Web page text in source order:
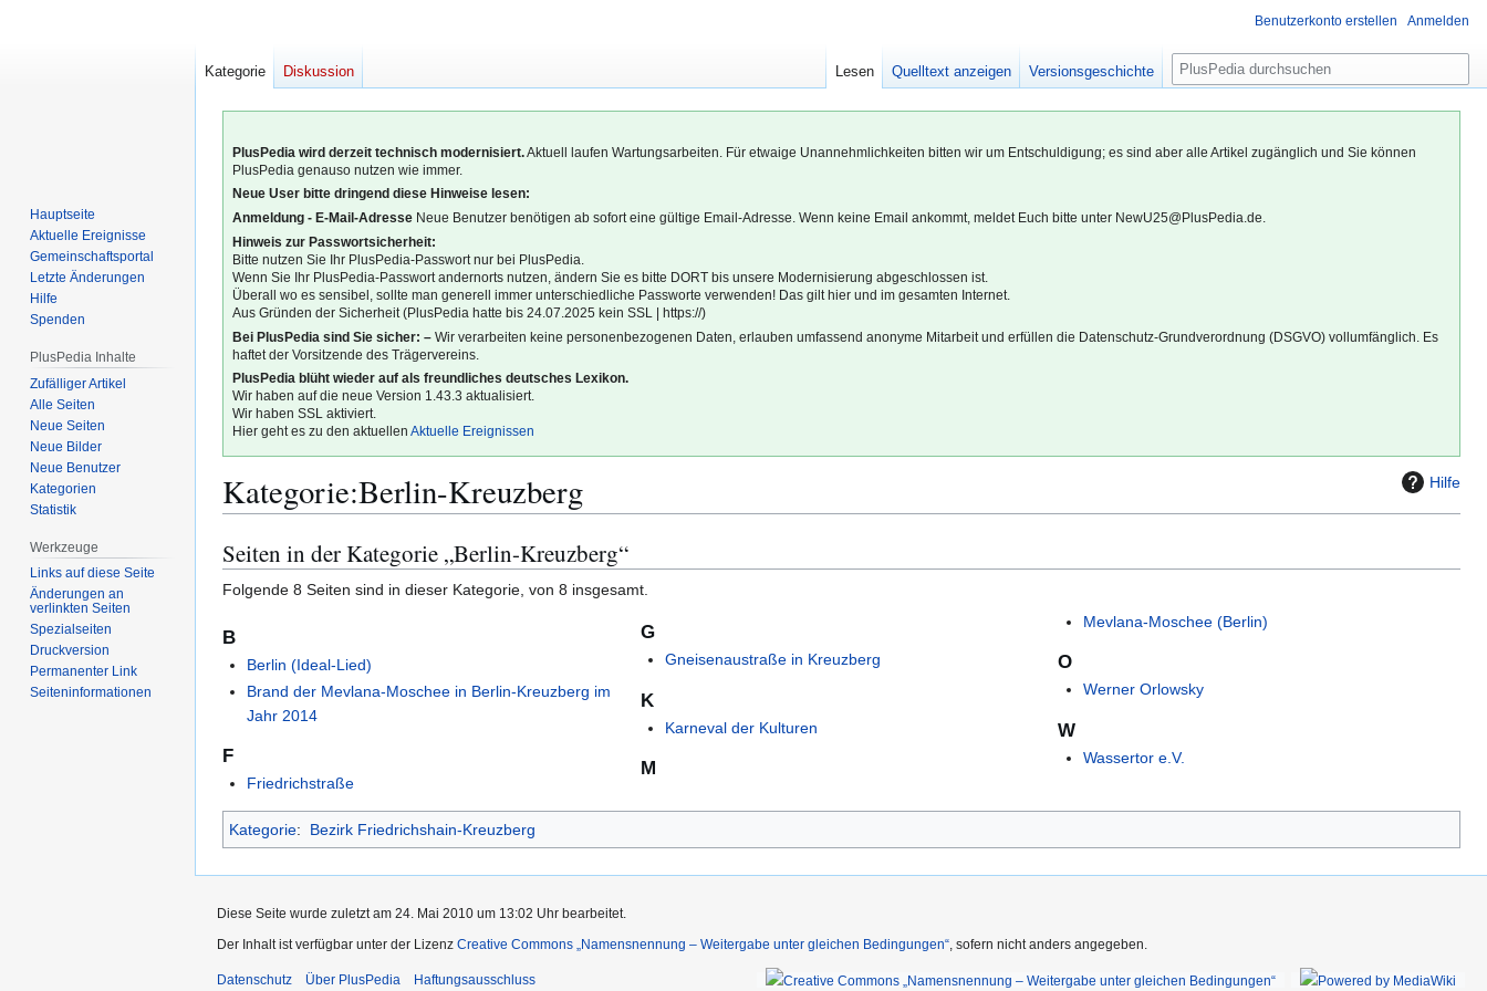
PlusPedia wird derzeit technisch modernisiert.Aktuell laufen Wartungsarbeiten. Für etwaige Unannehmlichkeiten bitten wir um Entschuldigung; es sind aber alle Artikel zugänglich und Sie können
PlusPedia genauso nutzen wie immer.
Neue User bitte dringend diese Hinweise lesen:
Anmeldung - E-Mail-Adresse Neue Benutzer benötigen ab sofort eine gültige Email-Adresse. Wenn keine Email ankommt, meldet Euch bitte unter NewU25@PlusPedia.de.
Hinweis zur Passwortsicherheit:
Bitte nutzen Sie Ihr PlusPedia-Passwort nur bei PlusPedia.
Wenn Sie Ihr PlusPedia-Passwort andernorts nutzen, ändern Sie es bitte DORT bis unsere Modernisierung abgeschlossen ist.
Überall wo es sensibel, sollte man generell immer unterschiedliche Passworte verwenden! Das gilt hier und im gesamten Internet.
Aus Gründen der Sicherheit (PlusPedia hatte bis 24.07.2025 kein SSL | https://)
Bei PlusPedia sind Sie sicher: – Wir verarbeiten keine personenbezogenen Daten, erlauben umfassend anonyme Mitarbeit und erfüllen die Datenschutz-Grundverordnung (DSGVO) vollumfänglich. Es
haftet der Vorsitzende des Trägervereins.
PlusPedia blüht wieder auf als freundliches deutsches Lexikon.
Wir haben auf die neue Version 1.43.3 aktualisiert.
Wir haben SSL aktiviert.
Hier geht es zu den aktuellenAktuelle Ereignissen
Hilfe
Kategorie:Berlin-Kreuzberg
Zur
Navigation
springen
Zur
Suche
springen
Seiten in der Kategorie „Berlin-Kreuzberg“
Folgende 8 Seiten sind in dieser Kategorie, von 8 insgesamt.
B
Berlin (Ideal-Lied)
Brand der Mevlana-Moschee in Berlin-Kreuzberg im
Jahr 2014
F
Friedrichstraße
G
Gneisenaustraße in Kreuzberg
K
Karneval der Kulturen
M
Mevlana-Moschee (Berlin)
O
Werner Orlowsky
W
Wassertor e.V.
Kategorie: Bezirk Friedrichshain-Kreuzberg
Benutzerkonto erstellen Anmelden
Kategorie Diskussion Lesen Quelltext anzeigen Versionsgeschichte
S
u
c
e
Hauptseite
Aktuelle Ereignisse
Gemeinschafts­portal
Letzte Änderungen
Hilfe
Spenden
PlusPedia Inhalte
Zufälliger Artikel
Alle Seiten
Neue Seiten
Neue Bilder
Neue Benutzer
Kategorien
Statistik
Werkzeuge
Links auf diese Seite
Änderungen an
verlinkten Seiten
Spezialseiten
Druckversion
Permanenter Link
Seiten­­informationen
Diese Seite wurde zuletzt am 24. Mai 2010 um 13:02 Uhr bearbeitet.
Der Inhalt ist verfügbar unter der Lizenz Creative Commons „Namensnennung – Weitergabe unter gleichen Bedingungen“, sofern nicht anders angegeben.
Datenschutz Über PlusPedia Haftungsausschluss